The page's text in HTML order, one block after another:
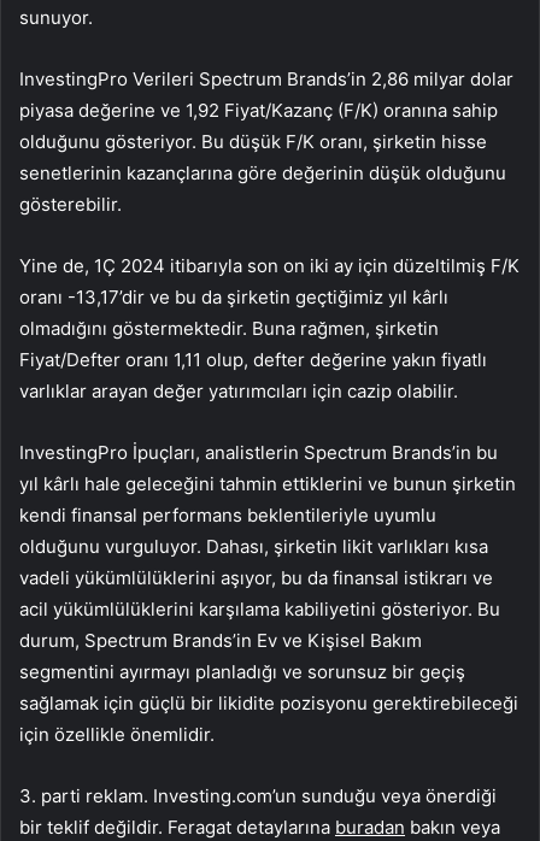
sunuyor.
InvestingPro Verileri Spectrum Brands’in 2,86 milyar dolar
piyasa değerine ve 1,92 Fiyat/Kazanç (F/K) oranına sahip
olduğunu gösteriyor. Bu düşük F/K oranı, şirketin hisse
senetlerinin kazançlarına göre değerinin düşük olduğunu
gösterebilir.
Yine de, 1Ç 2024 itibarıyla son on iki ay için düzeltilmiş F/K
oranı -13,17’dir ve bu da şirketin geçtiğimiz yıl kârlı
olmadığını göstermektedir. Buna rağmen, şirketin
Fiyat/Defter oranı 1,11 olup, defter değerine yakın fiyatlı
varlıklar arayan değer yatırımcıları için cazip olabilir.
InvestingPro İpuçları, analistlerin Spectrum Brands’in bu
yıl kârlı hale geleceğini tahmin ettiklerini ve bunun şirketin
kendi finansal performans beklentileriyle uyumlu
olduğunu vurguluyor. Dahası, şirketin likit varlıkları kısa
vadeli yükümlülüklerini aşıyor, bu da finansal istikrarı ve
acil yükümlülüklerini karşılama kabiliyetini gösteriyor. Bu
durum, Spectrum Brands’in Ev ve Kişisel Bakım
segmentini ayırmayı planladığı ve sorunsuz bir geçiş
sağlamak için güçlü bir likidite pozisyonu gerektirebileceği
için özellikle önemlidir.
3. parti reklam. Investing.com’un sunduğu veya önerdiği
bir teklif değildir. Feragat detaylarına buradan bakın veya